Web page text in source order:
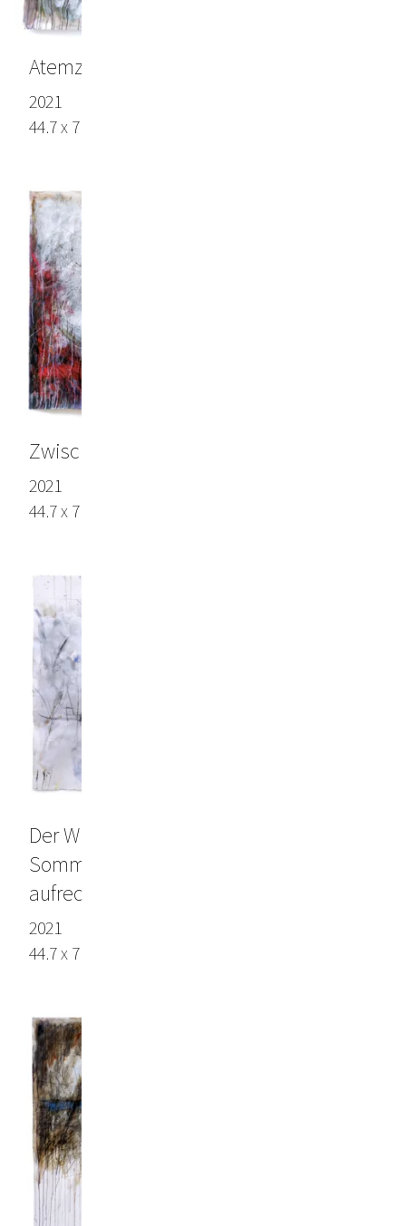
Atemzüge
2021
44.7 x 71.6 in (113.5 x 182 cm), Arches paper
Zwischen Nacht und Dämmerung
2021
44.7 x 71.6 in (113.5 x 182 cm), Arches paper
Der Winter war schwer, doch jetzt ist
Sommer und der Boden will uns
aufrecht haben
2021
44.7 x 71.3 in (113.5 x 181 cm), Arches paper